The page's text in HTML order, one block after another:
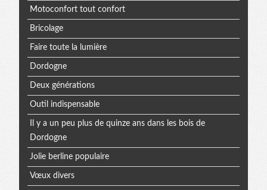
Motoconfort tout confort
Bricolage
Faire toute la lumière
Dordogne
Deux générations
Outil indispensable
Il y a un peu plus de quinze ans dans les bois de
Dordogne
Jolie berline populaire
Vœux divers